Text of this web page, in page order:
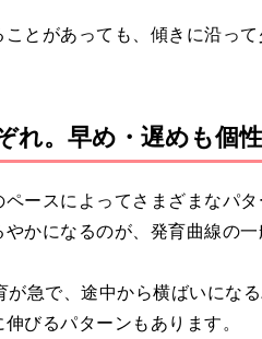
とがあっても、傾きに沿っ
れ。早め・遅めも個
ースによってさまざまなパ
かになるのが、発育曲線の一
急で、途中から横ばいにな
びるパターンもあります。